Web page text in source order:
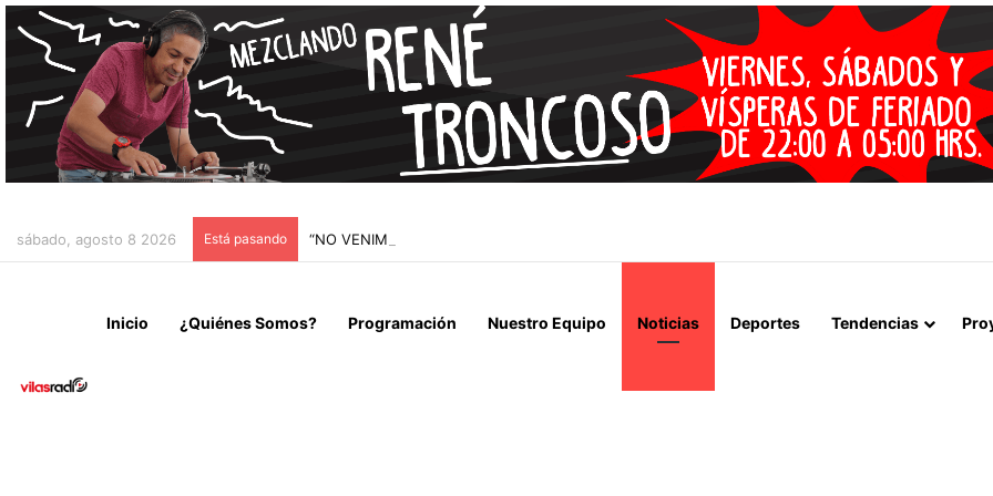
sábado, agosto 8 2026 Está pasando “NO VENIMOS A CELEBRAR LA MUERTE, SINO LA VIDA”: LA EMOTIVA ROMERÍA AL CEMENTERIO
Inicio ¿Quiénes Somos? Programación Nuestro Equipo Noticias Deportes Tendencias